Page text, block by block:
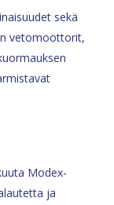
sekä
vetomoottorit,
Modex-
ja